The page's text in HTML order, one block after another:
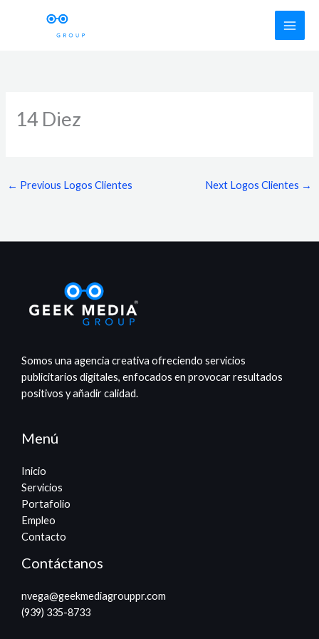
14 Diez
← Previous Logos Clientes Next Logos Clientes →
Somos una agencia creativa ofreciendo servicios
publicitarios digitales, enfocados en provocar resultados
positivos y añadir calidad.
Menú
Inicio
Servicios
Portafolio
Empleo
Contacto
Contáctanos
nvega@geekmediagrouppr.com​
(939) 335-8733